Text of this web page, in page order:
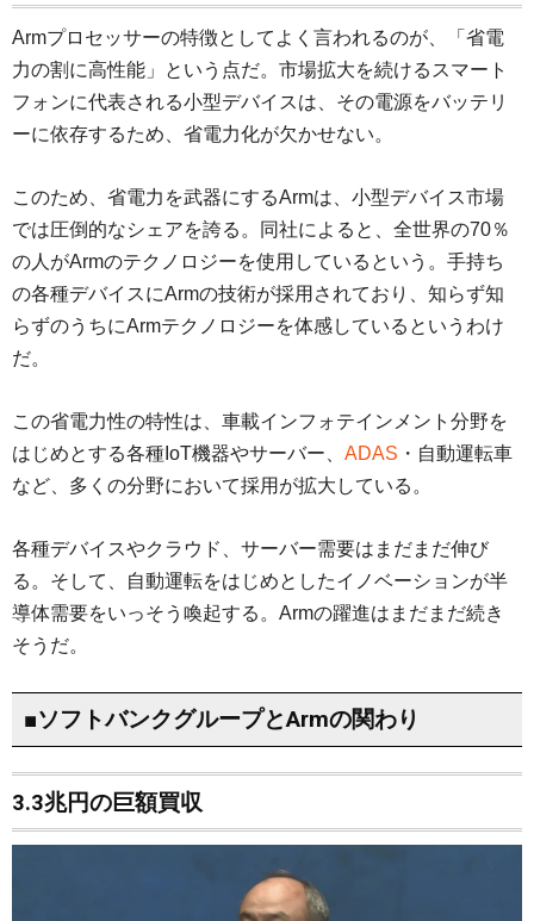
Armプロセッサーの特徴としてよく言われるのが、「省電
力の割に高性能」という点だ。市場拡大を続けるスマート
フォンに代表される小型デバイスは、その電源をバッテリ
ーに依存するため、省電力化が欠かせない。
このため、省電力を武器にするArmは、小型デバイス市場
では圧倒的なシェアを誇る。同社によると、全世界の70％
の人がArmのテクノロジーを使用しているという。手持ち
の各種デバイスにArmの技術が採用されており、知らず知
らずのうちにArmテクノロジーを体感しているというわけ
だ。
この省電力性の特性は、車載インフォテインメント分野を
はじめとする各種IoT機器やサーバー、 ADAS ・自動運転車
など、多くの分野において採用が拡大している。
各種デバイスやクラウド、サーバー需要はまだまだ伸び
る。そして、自動運転をはじめとしたイノベーションが半
導体需要をいっそう喚起する。Armの躍進はまだまだ続き
そうだ。
■ソフトバンクグループとArmの関わり
3.3兆円の巨額買収